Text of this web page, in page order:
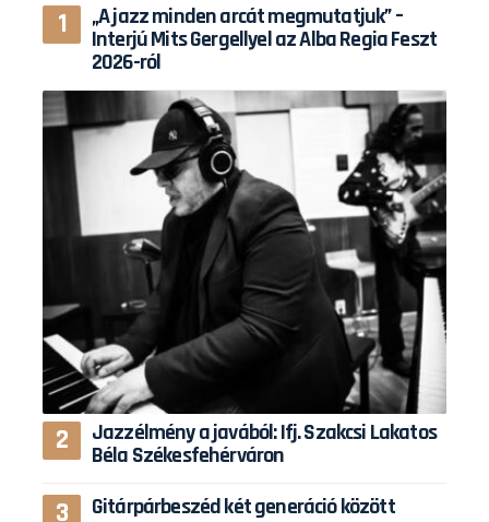
„A jazz minden arcát megmutatjuk” –
Interjú Mits Gergellyel az Alba Regia Feszt
2026-ról
Jazzélmény a javából: Ifj. Szakcsi Lakatos
Béla Székesfehérváron
Gitárpárbeszéd két generáció között